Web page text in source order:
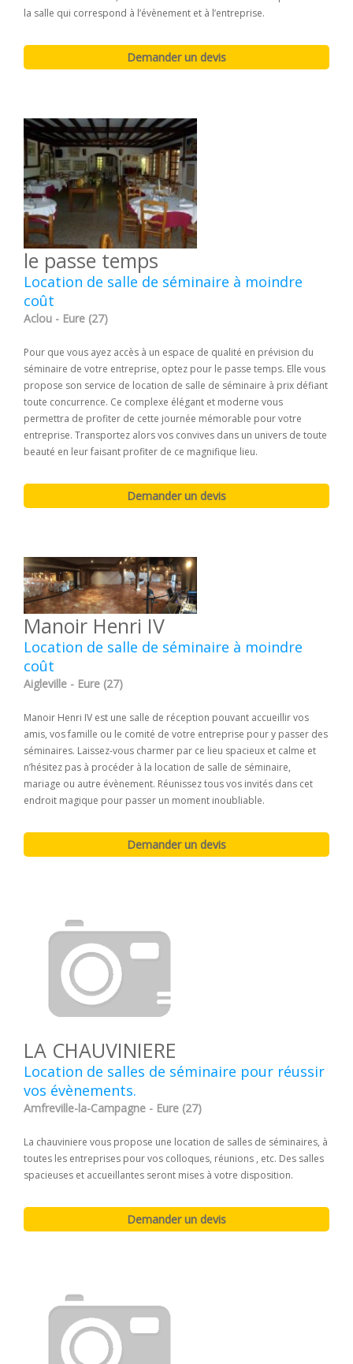
la salle qui correspond à l’évènement et à l’entreprise.
le passe temps
Location de salle de séminaire à moindre
coût
Aclou - Eure (27)
Pour que vous ayez accès à un espace de qualité en prévision du
séminaire de votre entreprise, optez pour le passe temps. Elle vous
propose son service de location de salle de séminaire à prix défiant
toute concurrence. Ce complexe élégant et moderne vous
permettra de profiter de cette journée mémorable pour votre
entreprise. Transportez alors vos convives dans un univers de toute
beauté en leur faisant profiter de ce magnifique lieu.
Manoir Henri IV
Location de salle de séminaire à moindre
coût
Aigleville - Eure (27)
Manoir Henri IV est une salle de réception pouvant accueillir vos
amis, vos famille ou le comité de votre entreprise pour y passer des
séminaires. Laissez-vous charmer par ce lieu spacieux et calme et
n’hésitez pas à procéder à la location de salle de séminaire,
mariage ou autre évènement. Réunissez tous vos invités dans cet
endroit magique pour passer un moment inoubliable.
LA CHAUVINIERE
Location de salles de séminaire pour réussir
vos évènements.
Amfreville-la-Campagne - Eure (27)
La chauviniere vous propose une location de salles de séminaires, à
toutes les entreprises pour vos colloques, réunions , etc. Des salles
spacieuses et accueillantes seront mises à votre disposition.